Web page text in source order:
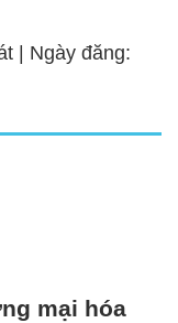
| Ngày đăng:
mại hóa